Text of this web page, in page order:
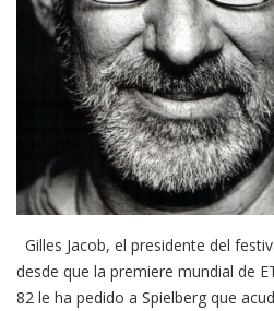
Gilles Jacob, el presidente del
desde que la premiere mundial de
82 le ha pedido a Spielberg que